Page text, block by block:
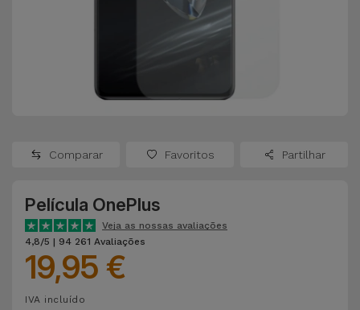
Oppo
OnePlus
Google
Dyson
Recondicionados
Recondicionados
Consolas
Recondicionadas
Ver
tudo
Auriculares
e Colunas
Smartwatches
e Braceletes
Comparar Favoritos Partilhar
Película OnePlus
Veja as nossas avaliações
4,8/5 | 94 261 Avaliações
19,95 €
IVA incluído